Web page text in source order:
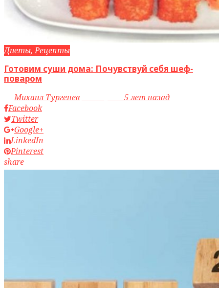
Диеты, Рецепты
Готовим суши дома: Почувствуй себя шеф-
поваром
byМихаил Тургенев
5 лет назад
Facebook
Twitter
Google+
LinkedIn
Pinterest
share